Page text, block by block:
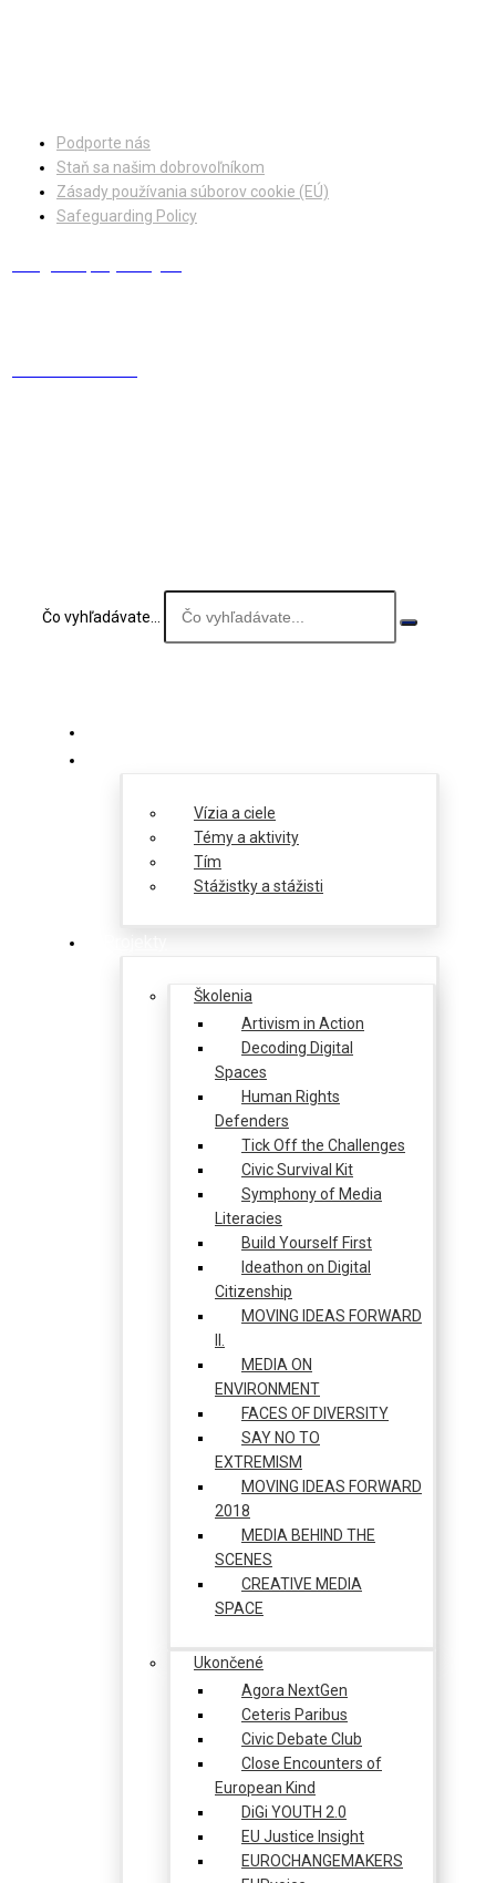
Podporte nás
Staň sa našim dobrovoľníkom
Zásady používania súborov cookie (EÚ)
Safeguarding Policy
Čo vyhľadávate...
Vízia a ciele
Témy a aktivity
Tím
Stážistky a stážisti
Školenia
Artivism in Action
Decoding Digital
Spaces
Human Rights
Defenders
Tick Off the Challenges
Civic Survival Kit
Symphony of Media
Literacies
Build Yourself First
Ideathon on Digital
Citizenship
MOVING IDEAS FORWARD
MEDIA ON
ENVIRONMENT
FACES OF DIVERSITY
SAY NO TO
EXTREMISM
MOVING IDEAS FORWARD
2018
MEDIA BEHIND THE
SCENES
CREATIVE MEDIA
SPACE
Ukončené
Agora NextGen
Ceteris Paribus
Civic Debate Club
Close Encounters of
European Kind
DiGi YOUTH 2.0
EU Justice Insight
EUROCHANGEMAKERS